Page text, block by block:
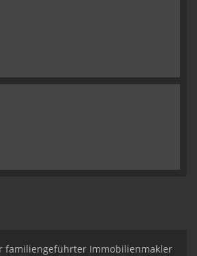
familiengeführter Immobilienmakler